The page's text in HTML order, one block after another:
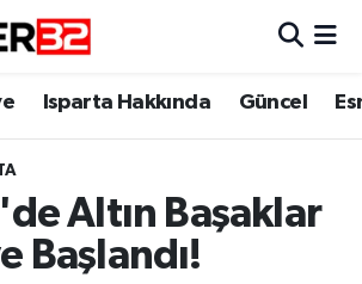
Isparta Hakkında Güncel
Altın Başaklar
Başlandı!
ki;
Eczaneler
Yoğunluk Haritası
Durumu ve Fikstür